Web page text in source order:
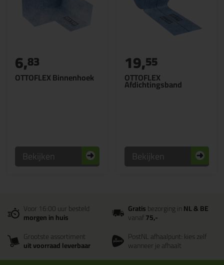
OTTOFLEX Binnenhoek
6,83
Bekijken
OTTOFLEX
Afdichtingsband
19,55
Bekijken
Voor 16:00 uur besteld
morgen in huis
Gratisbezorging inNL & BE
vanaf75,-
Grootste assortiment
uit voorraad leverbaar
PostNL afhaalpunt: kies zelf
wanneer je afhaalt